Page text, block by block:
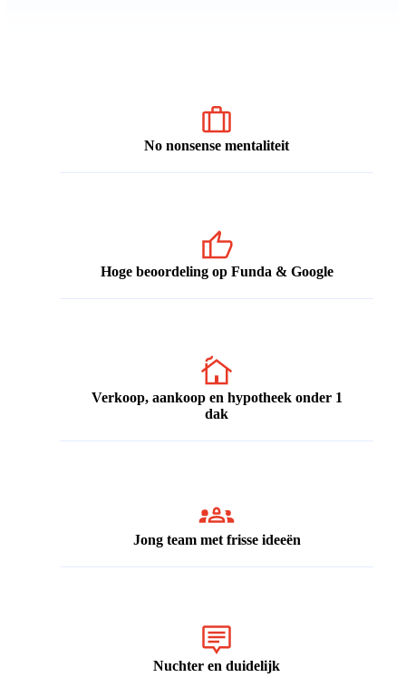
No nonsense mentaliteit
Hoge beoordeling op Funda & Google
Verkoop, aankoop en hypotheek onder 1
dak
Jong team met frisse ideeën
Nuchter en duidelijk